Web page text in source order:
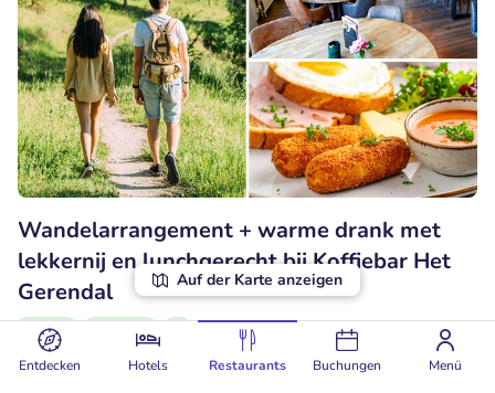
Entdecken Hotels Restaurants Buchungen Menü
Auf der Karte anzeigen
Wandelarrangement + warme drank met
lekkernij en lunchgerecht bij Koffiebar Het
Gerendal
Heute Morgen
9.8
Perfekt• 84 Bewertungen